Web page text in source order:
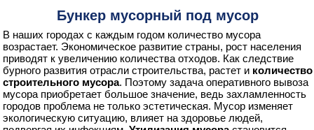
Бункер мусорный под мусор
В наших городах с каждым годом количество мусора
возрастает. Экономическое развитие страны, рост населения
приводят к увеличению количества отходов. Как следствие
бурного развития отрасли строительства, растет и количество
строительного мусора. Поэтому задача оперативного вывоза
мусора приобретает большое значение, ведь захламленность
городов проблема не только эстетическая. Мусор изменяет
экологическую ситуацию, влияет на здоровье людей,